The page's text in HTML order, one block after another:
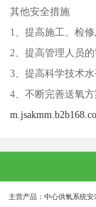
其他安全措施
1、提高施工、检
2、提高管理人员的
3、提高科学技术水
4、不断完善送氧方
主营产品：中心供氧系统